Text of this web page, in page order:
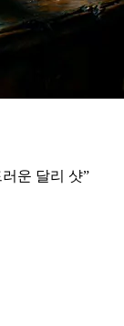
운 달리 샷”